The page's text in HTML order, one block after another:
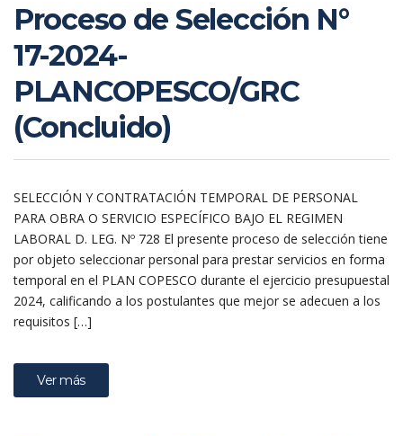
Proceso de Selección N°
17-2024-
PLANCOPESCO/GRC
(Concluido)
SELECCIÓN Y CONTRATACIÓN TEMPORAL DE PERSONAL
PARA OBRA O SERVICIO ESPECÍFICO BAJO EL REGIMEN
LABORAL D. LEG. Nº 728 El presente proceso de selección tiene
por objeto seleccionar personal para prestar servicios en forma
temporal en el PLAN COPESCO durante el ejercicio presupuestal
2024, calificando a los postulantes que mejor se adecuen a los
requisitos […]
Ver más